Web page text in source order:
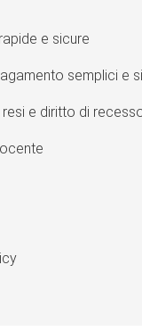
e sicure
semplici e
e diritto di